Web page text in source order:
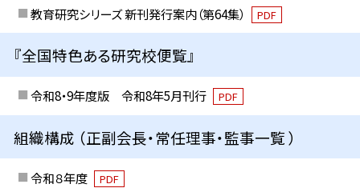
教育研究シリーズ 新刊発行案内（第64集） PDF
『全国特色ある研究校便覧』
令和8・9年度版 令和8年5月刊行 PDF
組織構成 （正副会長・常任理事・監事一覧 ）
令和８年度 PDF